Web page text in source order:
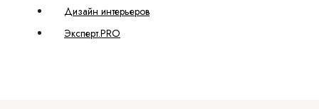
Дизайн интерьеров
Эксперт.PRO